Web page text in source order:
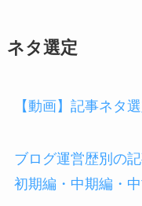
ネタ選定
【動画】記事ネタ
ブログ運営歴別の
初期編・中期編・